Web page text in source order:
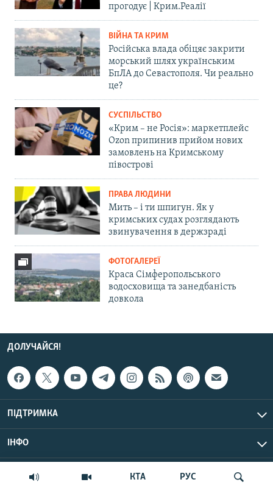
КТА РУС
прогодує | Крим.Реалії
ВІЙНА ТА КРИМ
Російська влада обіцяє закрити
морський шлях українським
БпЛА до Севастополя. Чи реально
це?
СУСПІЛЬСТВО
«Крим – не Росія»: маркетплейс
Ozon припинив прийом нових
замовлень на Кримському
півострові
ПРАВА ЛЮДИНИ
Мить – і ти шпигун. Як у
кримських судах розглядають
звинувачення в держзраді
ФОТОГАЛЕРЕЇ
Краса Сімферопольського
водосховища та занедбаність
довкола
ДОЛУЧАЙСЯ!
ПІДТРИМКА
ІНФО
© Крим.Реалії, 2026 | Усі права застережено.